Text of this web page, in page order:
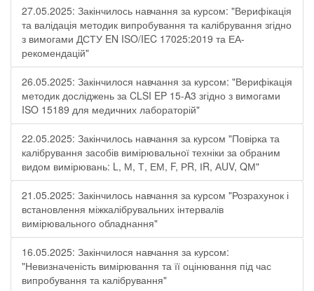
27.05.2025: Закінчилось навчання за курсом: "Верифікація
та валідація методик випробування та калібрування згідно
з вимогами ДСТУ EN ISO/IEC 17025:2019 та ЕА-
рекомендацій"
26.05.2025: Закінчилося навчання за курсом: "Верифікація
методик досліджень за CLSI EP 15-A3 згідно з вимогами
ISO 15189 для медичних лабораторій"
22.05.2025: Закінчилось навчання за курсом "Повірка та
калібрування засобів вимірювальної техніки за обраним
видом вимірювань: L, М, Т, ЕМ, F, РR, ІR, АUV, QМ"
21.05.2025: Закінчилось навчання за курсом "Розрахунок і
встановлення міжкалібрувальних інтервалів
вимірювального обладнання"
16.05.2025: Закінчилося навчання за курсом:
"Невизначеність вимірювання та її оцінювання під час
випробування та калібрування"